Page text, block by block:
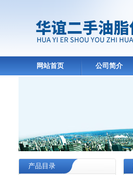
网站首页 公司简介
产品目录